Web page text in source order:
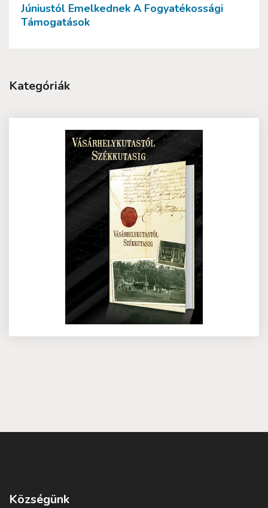
Júniustól Emelkednek A Fogyatékossági
Támogatások
Kategóriák
Községünk